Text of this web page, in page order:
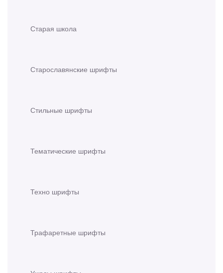
Старая школа
Старославянские шрифты
Стильные шрифты
Тематические шрифты
Техно шрифты
Трафаретные шрифты